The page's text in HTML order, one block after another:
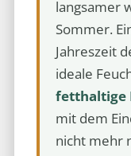
langsamer
Sommer.
Jahreszeit
ideale
fetthaltige
mit dem
nicht mehr